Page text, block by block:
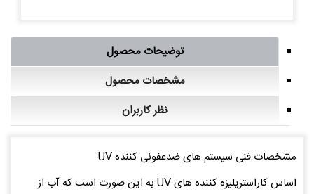
توضیحات محصول
مشخصات محصول
نظر کاربران
مشخصات فنی سیستم های ضدعفونی کننده UV
اساس کاراستریلیزه کننده های UV به این صورت است که آب از